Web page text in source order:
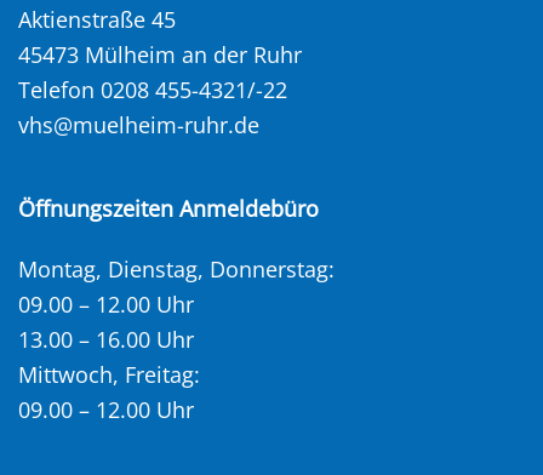
Aktienstraße 45
45473 Mülheim an der Ruhr
Telefon 0208 455-4321/-22
vhs@muelheim-ruhr.de
Öffnungszeiten Anmeldebüro
Montag, Dienstag, Donnerstag:
09.00 – 12.00 Uhr
13.00 – 16.00 Uhr
Mittwoch, Freitag:
09.00 – 12.00 Uhr